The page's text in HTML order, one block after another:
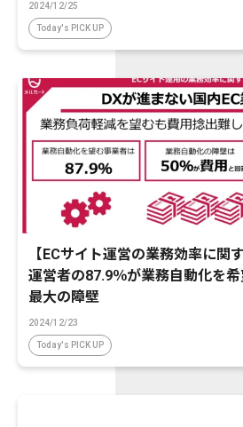
2024/12/25
Today's PICK UP
【ECサイト運営の業務効率に関
運営者の87.9％が業務自動化を
最大の障壁
2024/12/23
Today's PICK UP